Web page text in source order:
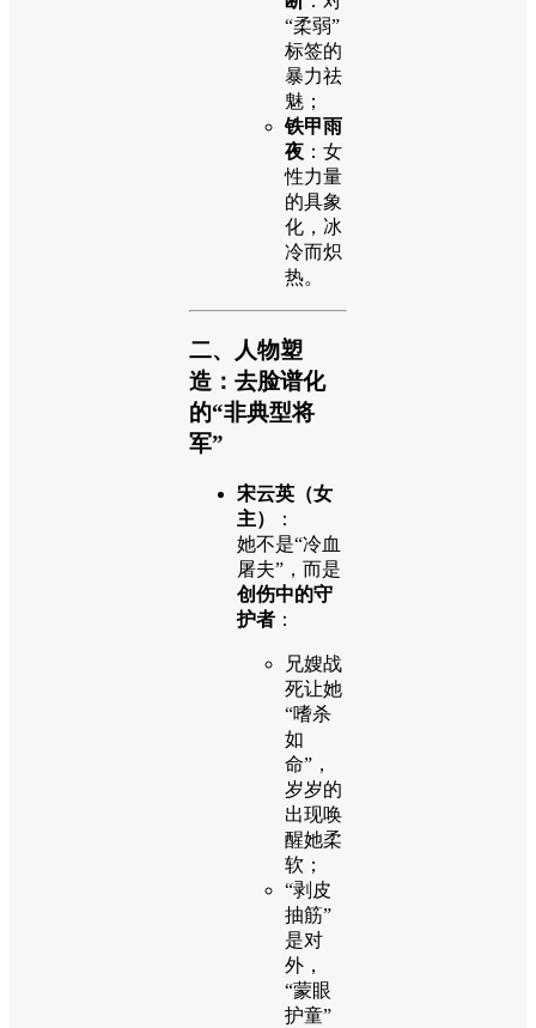
“柔弱”
标签的
暴力祛
魅；
铁甲雨
夜 ：女
性力量
的具象
化，冰
冷而炽
热。
二、人物塑
造：去脸谱化
的“非典型将
军”
宋云英（女
主）
：
她不是“冷血
屠夫”，而是
创伤中的守
护者 ：
兄嫂战
死让她
“嗜杀
如
命”，
岁岁的
出现唤
醒她柔
软；
“剥皮
抽筋”
是对
外，
“蒙眼
护童”